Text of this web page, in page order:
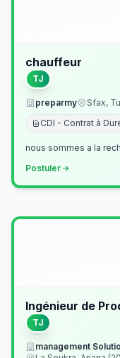
chauffeur
TJ
preparmy
Sfax,
CDI - Contrat à
nous sommes a la
Postuler
Ingénieur de
TJ
management